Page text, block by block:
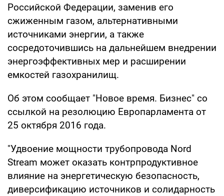
Российской Федерации, заменив его
сжиженным газом, альтернативными
источниками энергии, а также
сосредоточившись на дальнейшем внедрении
энергоэффективных мер и расширении
емкостей газохранилищ.
Об этом сообщает "Новое время. Бизнес" со
ссылкой на резолюцию Европарламента от
25 октября 2016 года.
"Удвоение мощности трубопровода Nord
Stream может оказать контрпродуктивное
влияние на энергетическую безопасность,
диверсификацию источников и солидарность